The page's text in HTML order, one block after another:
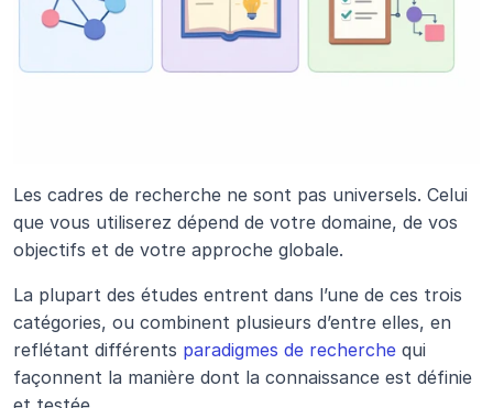
Les cadres de recherche ne sont pas universels. Celui
que vous utiliserez dépend de votre domaine, de vos
objectifs et de votre approche globale.
La plupart des études entrent dans l’une de ces trois
catégories, ou combinent plusieurs d’entre elles, en
reflétant différents paradigmes de recherche qui
façonnent la manière dont la connaissance est définie